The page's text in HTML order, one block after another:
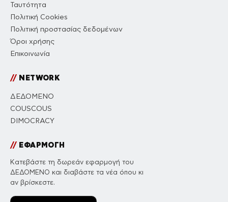
Ταυτότητα
Πολιτική Cookies
Πολιτική προστασίας δεδομένων
Όροι χρήσης
Επικοινωνία
//NETWORK
ΔΕΔΟΜΕΝΟ
COUSCOUS
DIMOCRACY
//ΕΦΑΡΜΟΓΗ
Κατεβάστε τη δωρεάν εφαρμογή του
ΔΕΔΟΜΕΝΟ και διαβάστε τα νέα όπου κι
αν βρίσκεστε.